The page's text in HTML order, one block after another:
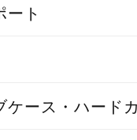
ート
ケース・ハード